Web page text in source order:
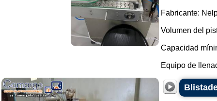
Fabricante:
Volumen del
Capacidad
Equipo de